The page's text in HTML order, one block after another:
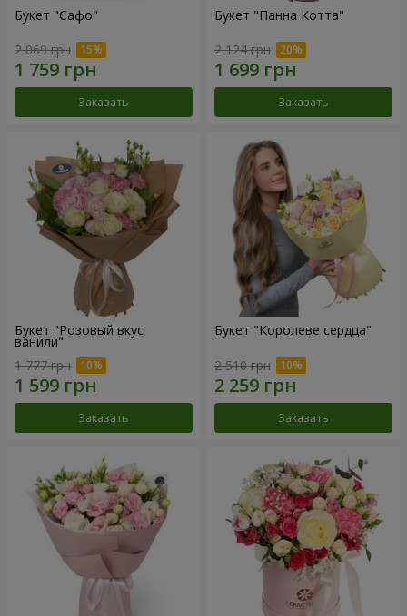
Букет "Сафо"
2 069 грн
Заказать
Букет "Панна Котта"
2 124 грн
Заказать
Букет "Розовый вкус
ванили"
1 777 грн
Заказать
Букет "Королеве сердца"
2 510 грн
Заказать